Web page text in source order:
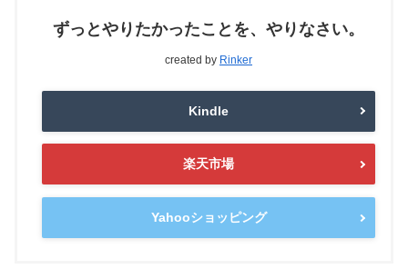
ずっとやりたかったことを、やりなさい。
created by Rinker
Kindle
楽天市場
Yahooショッピング